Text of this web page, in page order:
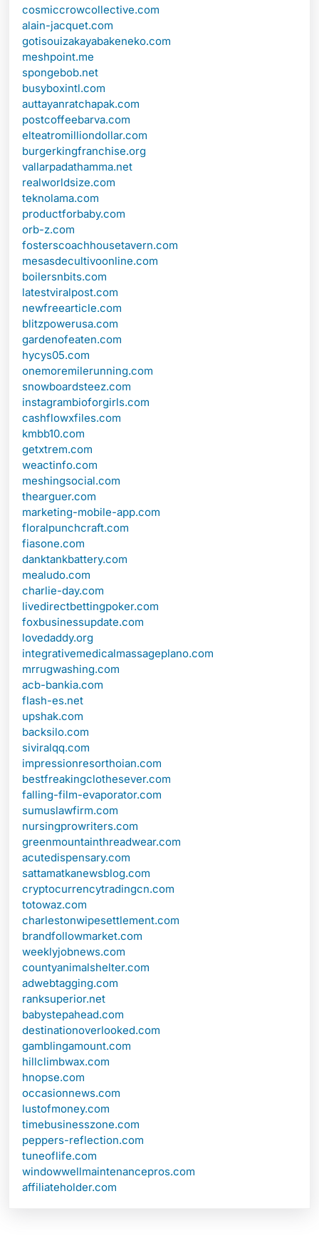
cosmiccrowcollective.com
alain-jacquet.com
gotisouizakayabakeneko.com
meshpoint.me
spongebob.net
busyboxintl.com
auttayanratchapak.com
postcoffeebarva.com
elteatromilliondollar.com
burgerkingfranchise.org
vallarpadathamma.net
realworldsize.com
teknolama.com
productforbaby.com
orb-z.com
fosterscoachhousetavern.com
mesasdecultivoonline.com
boilersnbits.com
latestviralpost.com
newfreearticle.com
blitzpowerusa.com
gardenofeaten.com
hycys05.com
onemoremilerunning.com
snowboardsteez.com
instagrambioforgirls.com
cashflowxfiles.com
kmbb10.com
getxtrem.com
weactinfo.com
meshingsocial.com
thearguer.com
marketing-mobile-app.com
floralpunchcraft.com
fiasone.com
danktankbattery.com
mealudo.com
charlie-day.com
livedirectbettingpoker.com
foxbusinessupdate.com
lovedaddy.org
integrativemedicalmassageplano.com
mrrugwashing.com
acb-bankia.com
flash-es.net
upshak.com
backsilo.com
siviralqq.com
impressionresorthoian.com
bestfreakingclothesever.com
falling-film-evaporator.com
sumuslawfirm.com
nursingprowriters.com
greenmountainthreadwear.com
acutedispensary.com
sattamatkanewsblog.com
cryptocurrencytradingcn.com
totowaz.com
charlestonwipesettlement.com
brandfollowmarket.com
weeklyjobnews.com
countyanimalshelter.com
adwebtagging.com
ranksuperior.net
babystepahead.com
destinationoverlooked.com
gamblingamount.com
hillclimbwax.com
hnopse.com
occasionnews.com
lustofmoney.com
timebusinesszone.com
peppers-reflection.com
tuneoflife.com
windowwellmaintenancepros.com
affiliateholder.com